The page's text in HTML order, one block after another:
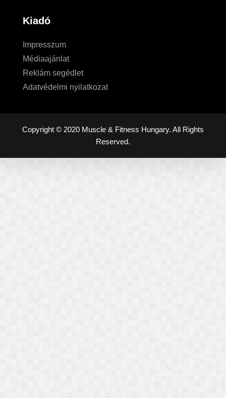
Kiadó
Impresszum
Médiaajánlat
Reklám segédlet
Adatvédelmi nyilatkozat
Copyright © 2020 Muscle & Fitness Hungary. All Rights
Reserved.